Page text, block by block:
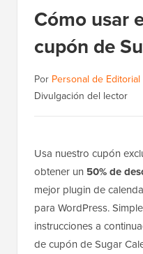
Cómo usar
cupón de
Por Personal de Editorial
Divulgación del lector
Usa nuestro cupón
obtener un 50% de
mejor plugin de
para WordPress.
instrucciones a
de cupón de Sugar